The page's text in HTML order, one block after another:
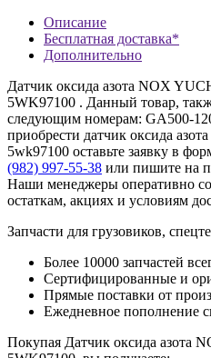
Описание
Бесплатная доставка*
Дополнительно
Датчик оксида азота NOX
5WK97100 . Данный товар,
следующим номерам: GA500-
приобрести датчик оксида
5wk97100 оставьте заявку в
(982) 997-55-38 или пишите на
Наши менеджеры оперативно
остаткам, акциях и условиям
Запчасти для грузовиков,
Более 10000 запчастей
Сертифицированные и
Прямые поставки от
Ежедневное пополнение
Покупая Датчик оксида азота